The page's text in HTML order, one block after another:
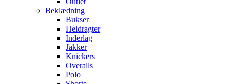
Beklædning
Bukser
Heldragter
Inderlag
Jakker
Knickers
Overalls
Polo